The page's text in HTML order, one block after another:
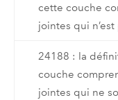
cette couche
jointes qui
24188 : la
couche
jointes qui ne